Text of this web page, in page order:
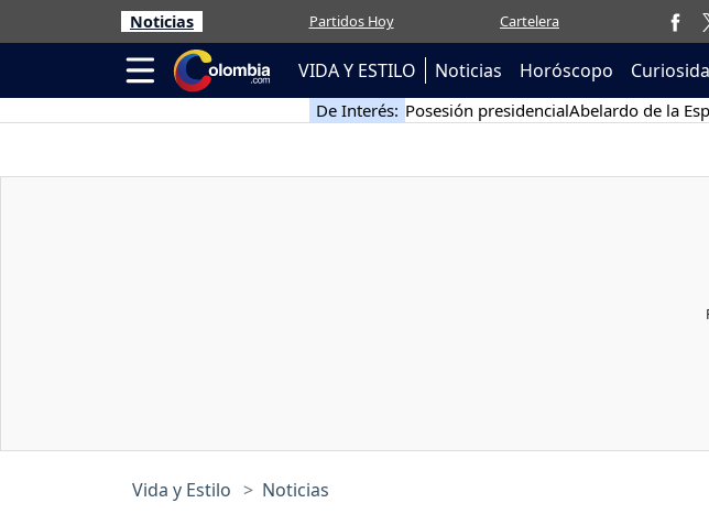
Noticias Partidos Hoy Cartelera
VIDA Y ESTILO Noticias Horóscopo
De Interés: Posesión presidencialAbelardo de la
Vida y Estilo Noticias